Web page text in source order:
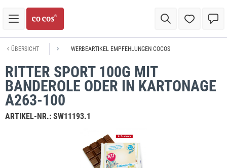
ÜBERSICHT WERBEARTIKEL EMPFEHLUNGEN COCOS
RITTER SPORT 100G MIT
BANDEROLE ODER IN KARTONAGE
A263-100
ARTIKEL-NR.: SW11193.1